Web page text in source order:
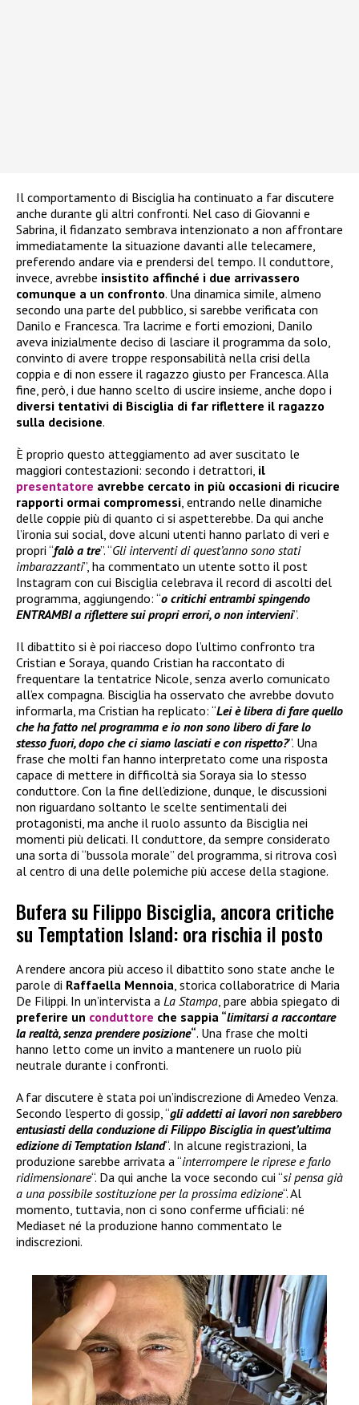
Il comportamento di Bisciglia ha continuato a far discutere
anche durante gli altri confronti. Nel caso di Giovanni e
Sabrina, il fidanzato sembrava intenzionato a non affrontare
immediatamente la situazione davanti alle telecamere,
preferendo andare via e prendersi del tempo. Il conduttore,
invece, avrebbe insistito affinché i due arrivassero
comunque a un confronto. Una dinamica simile, almeno
secondo una parte del pubblico, si sarebbe verificata con
Danilo e Francesca. Tra lacrime e forti emozioni, Danilo
aveva inizialmente deciso di lasciare il programma da solo,
convinto di avere troppe responsabilità nella crisi della
coppia e di non essere il ragazzo giusto per Francesca. Alla
fine, però, i due hanno scelto di uscire insieme, anche dopo i
diversi tentativi di Bisciglia di far riflettere il ragazzo
sulla decisione.
È proprio questo atteggiamento ad aver suscitato le
maggiori contestazioni: secondo i detrattori, il
presentatore avrebbe cercato in più occasioni di ricucire
rapporti ormai compromessi , entrando nelle dinamiche
delle coppie più di quanto ci si aspetterebbe. Da qui anche
l’ironia sui social, dove alcuni utenti hanno parlato di veri e
propri “falò a tre”. “Gli interventi di quest’anno sono stati
imbarazzanti”, ha commentato un utente sotto il post
Instagram con cui Bisciglia celebrava il record di ascolti del
programma, aggiungendo: “o critichi entrambi spingendo
ENTRAMBI a riflettere sui propri errori, o non intervieni”.
Il dibattito si è poi riacceso dopo l’ultimo confronto tra
Cristian e Soraya, quando Cristian ha raccontato di
frequentare la tentatrice Nicole, senza averlo comunicato
all’ex compagna. Bisciglia ha osservato che avrebbe dovuto
informarla, ma Cristian ha replicato: “Lei è libera di fare quello
che ha fatto nel programma e io non sono libero di fare lo
stesso fuori, dopo che ci siamo lasciati e con rispetto?”. Una
frase che molti fan hanno interpretato come una risposta
capace di mettere in difficoltà sia Soraya sia lo stesso
conduttore. Con la fine dell’edizione, dunque, le discussioni
non riguardano soltanto le scelte sentimentali dei
protagonisti, ma anche il ruolo assunto da Bisciglia nei
momenti più delicati. Il conduttore, da sempre considerato
una sorta di “bussola morale” del programma, si ritrova così
al centro di una delle polemiche più accese della stagione.
Bufera su Filippo Bisciglia, ancora critiche
su Temptation Island: ora rischia il posto
A rendere ancora più acceso il dibattito sono state anche le
parole di Raffaella Mennoia, storica collaboratrice di Maria
De Filippi. In un’intervista a La Stampa, pare abbia spiegato di
preferire un conduttore che sappia “limitarsi a raccontare
la realtà, senza prendere posizione“. Una frase che molti
hanno letto come un invito a mantenere un ruolo più
neutrale durante i confronti.
A far discutere è stata poi un’indiscrezione di Amedeo Venza.
Secondo l’esperto di gossip, “gli addetti ai lavori non sarebbero
entusiasti della conduzione di Filippo Bisciglia in quest’ultima
edizione di Temptation Island“. In alcune registrazioni, la
produzione sarebbe arrivata a “interrompere le riprese e farlo
ridimensionare“. Da qui anche la voce secondo cui “si pensa già
a una possibile sostituzione per la prossima edizione“. Al
momento, tuttavia, non ci sono conferme ufficiali: né
Mediaset né la produzione hanno commentato le
indiscrezioni.